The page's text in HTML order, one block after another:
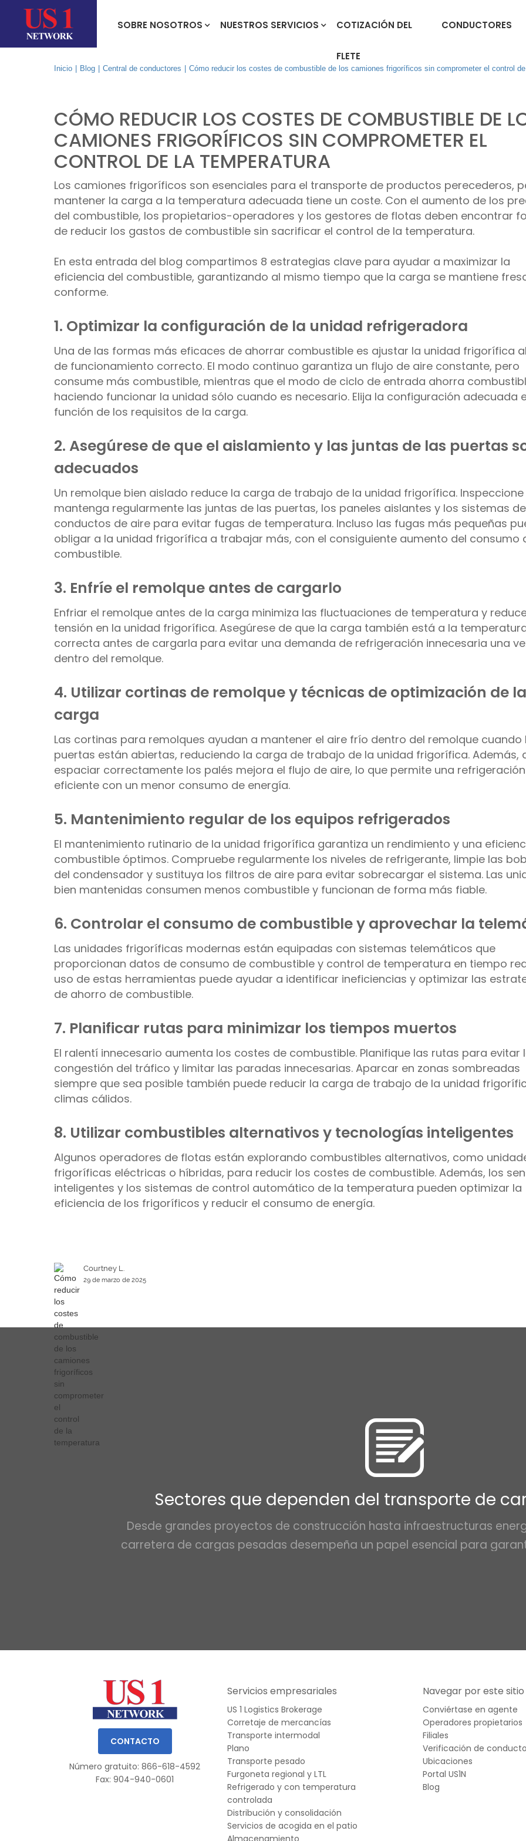
SOBRE NOSOTROS NUESTROS SERVICIOS COTIZACIÓN DEL
FLETE
CONDUCTORES
Inicio Blog Central de conductores Cómo reducir los costes de combustible de los camiones frigoríficos sin comprometer el control
CÓMO REDUCIR LOS COSTES DE COMBUSTIBLE DE
CAMIONES FRIGORÍFICOS SIN COMPROMETER EL
CONTROL DE LA TEMPERATURA
Los camiones frigoríficos son esenciales para el transporte de productos perecederos,
mantener la carga a la temperatura adecuada tiene un coste. Con el aumento de los
del combustible, los propietarios-operadores y los gestores de flotas deben encontrar
de reducir los gastos de combustible sin sacrificar el control de la temperatura.
En esta entrada del blog compartimos 8 estrategias clave para ayudar a maximizar la
eficiencia del combustible, garantizando al mismo tiempo que la carga se mantiene
conforme.
1. Optimizar la configuración de la unidad refrigeradora
Una de las formas más eficaces de ahorrar combustible es ajustar la unidad frigorífica
de funcionamiento correcto. El modo continuo garantiza un flujo de aire constante, pero
consume más combustible, mientras que el modo de ciclo de entrada ahorra
haciendo funcionar la unidad sólo cuando es necesario. Elija la configuración adecuada
función de los requisitos de la carga.
2. Asegúrese de que el aislamiento y las juntas de las puertas
adecuados
Un remolque bien aislado reduce la carga de trabajo de la unidad frigorífica. Inspeccione
mantenga regularmente las juntas de las puertas, los paneles aislantes y los sistemas de
conductos de aire para evitar fugas de temperatura. Incluso las fugas más pequeñas
obligar a la unidad frigorífica a trabajar más, con el consiguiente aumento del consumo
combustible.
3. Enfríe el remolque antes de cargarlo
Enfriar el remolque antes de la carga minimiza las fluctuaciones de temperatura y
tensión en la unidad frigorífica. Asegúrese de que la carga también está a la
correcta antes de cargarla para evitar una demanda de refrigeración innecesaria una
dentro del remolque.
4. Utilizar cortinas de remolque y técnicas de optimización de la
carga
Las cortinas para remolques ayudan a mantener el aire frío dentro del remolque cuando
puertas están abiertas, reduciendo la carga de trabajo de la unidad frigorífica. Además,
espaciar correctamente los palés mejora el flujo de aire, lo que permite una
eficiente con un menor consumo de energía.
5. Mantenimiento regular de los equipos refrigerados
El mantenimiento rutinario de la unidad frigorífica garantiza un rendimiento y una
combustible óptimos. Compruebe regularmente los niveles de refrigerante, limpie las
del condensador y sustituya los filtros de aire para evitar sobrecargar el sistema. Las
bien mantenidas consumen menos combustible y funcionan de forma más fiable.
6. Controlar el consumo de combustible y aprovechar la
Las unidades frigoríficas modernas están equipadas con sistemas telemáticos que
proporcionan datos de consumo de combustible y control de temperatura en tiempo
uso de estas herramientas puede ayudar a identificar ineficiencias y optimizar las
de ahorro de combustible.
7. Planificar rutas para minimizar los tiempos muertos
El ralentí innecesario aumenta los costes de combustible. Planifique las rutas para evitar
congestión del tráfico y limitar las paradas innecesarias. Aparcar en zonas sombreadas
siempre que sea posible también puede reducir la carga de trabajo de la unidad
climas cálidos.
8. Utilizar combustibles alternativos y tecnologías inteligentes
Algunos operadores de flotas están explorando combustibles alternativos, como
frigoríficas eléctricas o híbridas, para reducir los costes de combustible. Además, los
inteligentes y los sistemas de control automático de la temperatura pueden optimizar la
eficiencia de los frigoríficos y reducir el consumo de energía.
Courtney L.
29 de marzo de 2025
Sectores que dependen del transporte de
Desde grandes proyectos de construcción hasta infraestructuras
carretera de cargas pesadas desempeña un papel esencial para
CONTACTO
Número gratuito: 866-618-4592
Fax: 904-940-0601
Servicios empresariales
US 1 Logistics Brokerage
Corretaje de mercancías
Transporte intermodal
Plano
Transporte pesado
Furgoneta regional y LTL
Refrigerado y con temperatura
controlada
Distribución y consolidación
Servicios de acogida en el patio
Almacenamiento
Navegar por este sitio
Conviértase en agente
Operadores propietarios
Filiales
Verificación de
Ubicaciones
Portal US1N
Blog